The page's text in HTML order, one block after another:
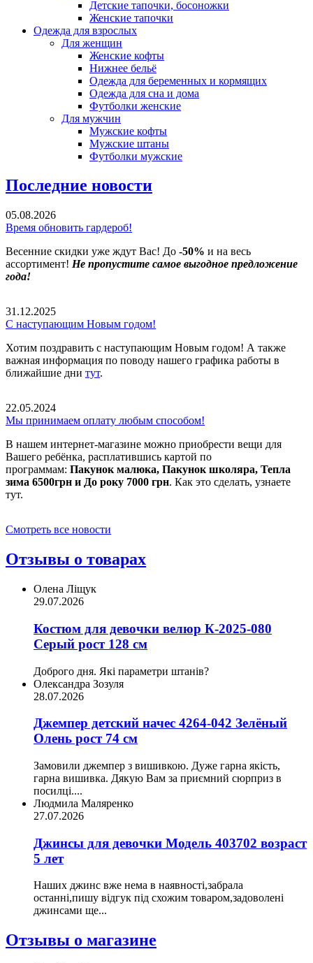
Детские тапочки, босоножки
Женские тапочки
Одежда для взрослых
Для женщин
Женские кофты
Нижнее бельё
Одежда для беременных и кормящих
Одежда для сна и дома
Футболки женские
Для мужчин
Мужские кофты
Мужские штаны
Футболки мужские
Последние новости
05.08.2026
Время обновить гардероб!
Весенние скидки уже ждут Вас! До -50% и на весь
ассортимент! Не пропустите самое выгодное предложение
года!
31.12.2025
С наступающим Новым годом!
Хотим поздравить с наступающим Новым годом! А также
важная информация по поводу нашего графика работы в
ближайшие дни тут.
22.05.2024
Мы принимаем оплату любым способом!
В нашем интернет-магазине можно приобрести вещи для
Вашего ребёнка, расплатившись картой по
программам: Пакунок малюка, Пакунок школяра, Тепла
зима 6500грн и До року 7000 грн. Как это сделать, узнаете
тут.
Смотреть все новости
Отзывы о товарах
Олена Ліщук
29.07.2026
Костюм для девочки велюр К-2025-080
Серый рост 128 см
Доброго дня. Які параметри штанів?
Олександра Зозуля
28.07.2026
Джемпер детский начес 4264-042 Зелёный
Олень рост 74 см
Замовили джемпер з вишивкою. Дуже гарна якість,
гарна вишивка. Дякую Вам за приємний сюрприз в
посилці....
Людмила Маляренко
27.07.2026
Джинсы для девочки Модель 403702 возраст
5 лет
Наших джинс вже нема в наявності,забрала
останні,пишу відгук під схожим товаром,задоволені
джинсами ще...
Отзывы о магазине